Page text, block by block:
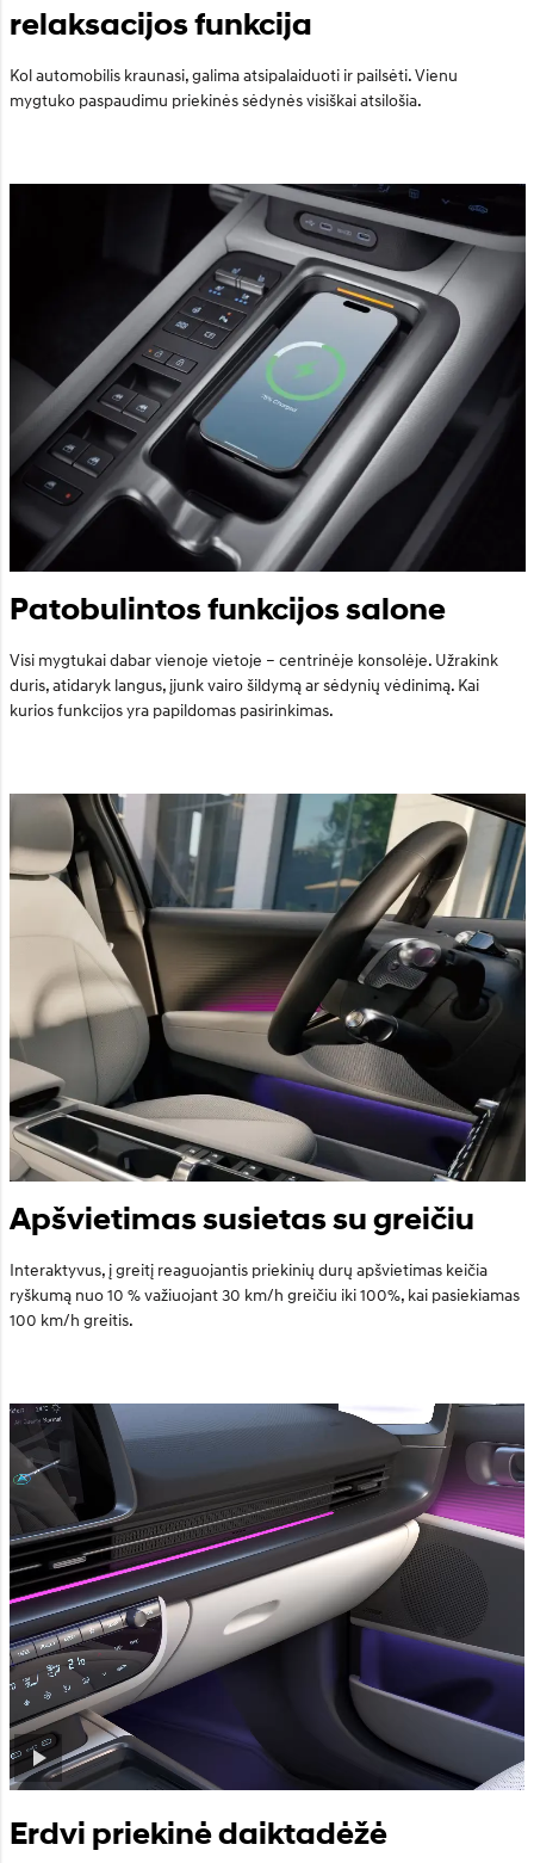
relaksacijos funkcija
Kol automobilis kraunasi, galima atsipalaiduoti ir pailsėti. Vienu
mygtuko paspaudimu priekinės sėdynės visiškai atsilošia.
Patobulintos funkcijos salone
Visi mygtukai dabar vienoje vietoje – centrinėje konsolėje. Užrakink
duris, atidaryk langus, įjunk vairo šildymą ar sėdynių vėdinimą. Kai
kurios funkcijos yra papildomas pasirinkimas.
Apšvietimas susietas su greičiu
Interaktyvus, į greitį reaguojantis priekinių durų apšvietimas keičia
ryškumą nuo 10 % važiuojant 30 km/h greičiu iki 100%, kai pasiekiamas
100 km/h greitis.
Erdvi priekinė daiktadėžė